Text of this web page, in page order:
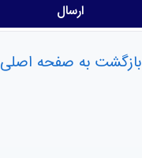
ارسال
بازگشت به صفحه اصلی